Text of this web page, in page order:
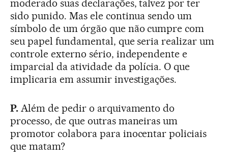
moderado suas declarações, talvez por ter
sido punido. Mas ele continua sendo um
símbolo de um órgão que não cumpre com
seu papel fundamental, que seria realizar um
controle externo sério, independente e
imparcial da atividade da polícia. O que
implicaria em assumir investigações.
P.Além de pedir o arquivamento do
processo, de que outras maneiras um
promotor colabora para inocentar policiais
que matam?